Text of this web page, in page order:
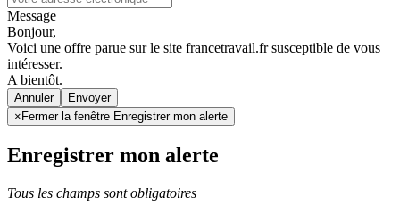
Message
Bonjour,
Voici une offre parue sur le site francetravail.fr susceptible de vous
intéresser.
A bientôt.
Annuler
× Fermer la fenêtre Enregistrer mon alerte
Enregistrer mon alerte
Tous les champs sont obligatoires